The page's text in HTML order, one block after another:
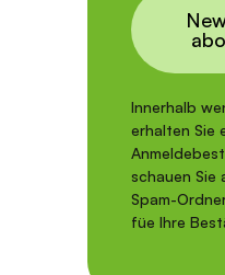
Innerhalb
erhalten Sie
schauen Sie
Spam-
füe Ihre